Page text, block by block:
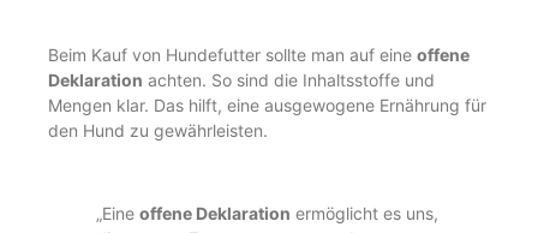
Beim Kauf von Hundefutter sollte man auf eine offene
Deklaration achten. So sind die Inhaltsstoffe und
Mengen klar. Das hilft, eine ausgewogene Ernährung für
den Hund zu gewährleisten.
„Eine offene Deklaration ermöglicht es uns,